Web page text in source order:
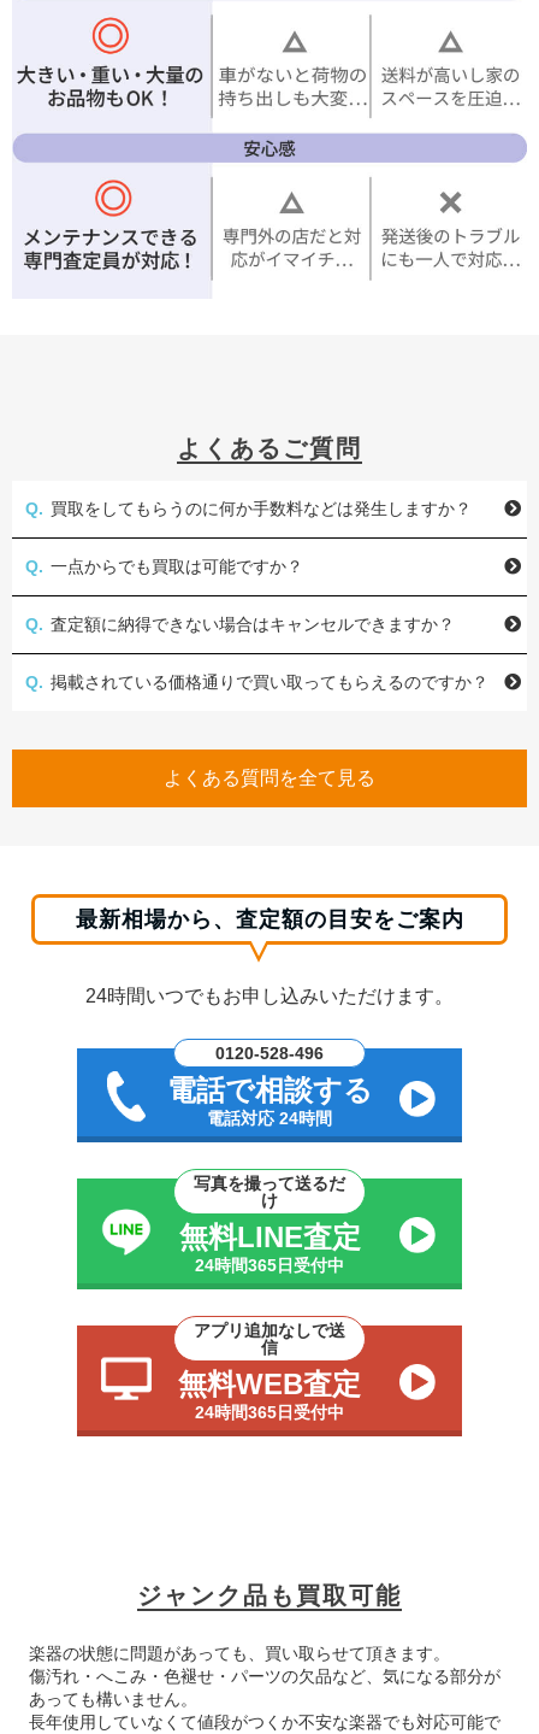
よくあるご質問
買取をしてもらうのに何か手数料などは発生しますか？
一点からでも買取は可能ですか？
査定額に納得できない場合はキャンセルできますか？
掲載されている価格通りで買い取ってもらえるのですか？
よくある質問を全て見る
最新相場から、査定額の目安をご案内
24時間いつでもお申し込みいただけます。
0120-528-496
電話で相談する
電話対応 24時間
写真を撮って送るだ
け
無料LINE査定
24時間365日受付中
アプリ追加なしで送
信
無料WEB査定
24時間365日受付中
ジャンク品も買取可能
楽器の状態に問題があっても、買い取らせて頂きます。
傷汚れ・へこみ・色褪せ・パーツの欠品など、気になる部分が
あっても構いません。
長年使用していなくて値段がつくか不安な楽器でも対応可能で